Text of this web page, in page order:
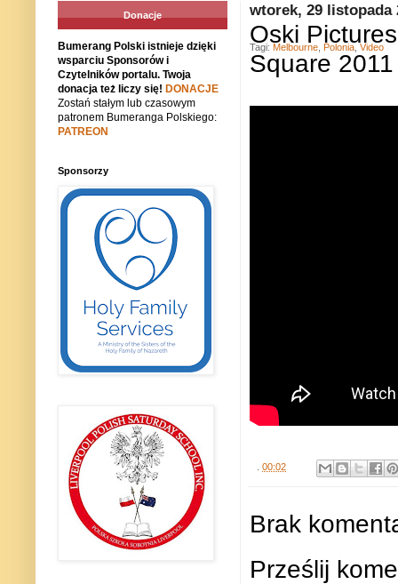
wtorek, 29 listopada
Oski
Square 2011
. 00:02
Tagi: Melbourne Polonia Video
Brak
Prześlij
Donacje
Bumerang Polski istnieje dzięki
wsparciu Sponsorów i
Czytelników portalu. Twoja
donacja też liczy się! DONACJE
Zostań stałym lub czasowym
patronem Bumeranga Polskiego:
PATREON
Sponsorzy